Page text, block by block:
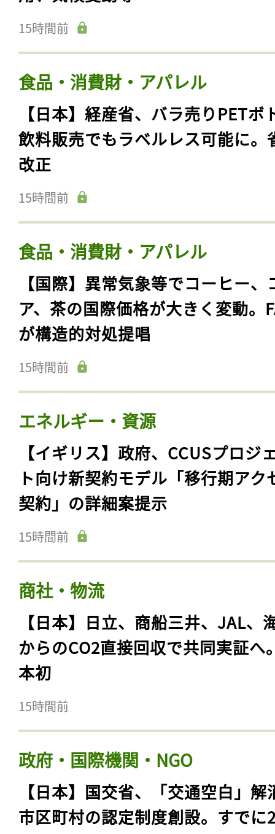
15時間前
食品・消費財・アパレル
【日本】経産省、バラ売りPETボ
飲料販売でもラベルレス可能に。
改正
15時間前
食品・消費財・アパレル
【国際】異常気象等でコーヒー、
ア、茶の国際価格が大きく変動。
が構造的対処提唱
15時間前
エネルギー・資源
【イギリス】政府、CCUSプロジ
ト向け新契約モデル「移行期アク
契約」の詳細案提示
15時間前
商社・物流
【日本】日立、商船三井、JAL、
からのCO2直接回収で共同実証へ
本初
15時間前
政府・国際機関・NGO
【日本】国交省、「交通空白」解
市区町村の認定制度創設。すでに